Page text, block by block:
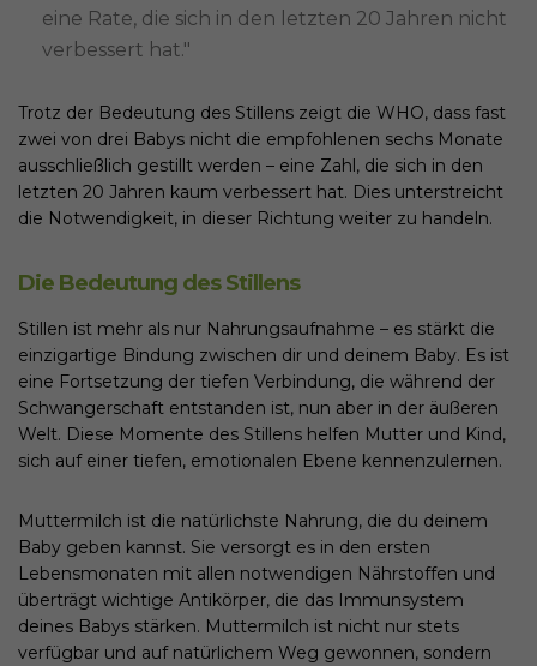
eine Rate, die sich in den letzten 20 Jahren nicht
verbessert hat."
Trotz der Bedeutung des Stillens zeigt die WHO, dass fast
zwei von drei Babys nicht die empfohlenen sechs Monate
ausschließlich gestillt werden – eine Zahl, die sich in den
letzten 20 Jahren kaum verbessert hat. Dies unterstreicht
die Notwendigkeit, in dieser Richtung weiter zu handeln.
Die Bedeutung des Stillens
Stillen ist mehr als nur Nahrungsaufnahme – es stärkt die
einzigartige Bindung zwischen dir und deinem Baby. Es ist
eine Fortsetzung der tiefen Verbindung, die während der
Schwangerschaft entstanden ist, nun aber in der äußeren
Welt. Diese Momente des Stillens helfen Mutter und Kind,
sich auf einer tiefen, emotionalen Ebene kennenzulernen.
Muttermilch ist die natürlichste Nahrung, die du deinem
Baby geben kannst. Sie versorgt es in den ersten
Lebensmonaten mit allen notwendigen Nährstoffen und
überträgt wichtige Antikörper, die das Immunsystem
deines Babys stärken. Muttermilch ist nicht nur stets
verfügbar und auf natürlichem Weg gewonnen, sondern